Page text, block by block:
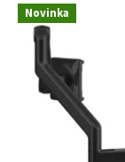
Novinka